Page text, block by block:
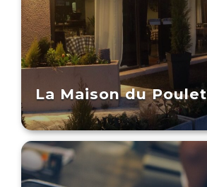
La Maison du Poulet